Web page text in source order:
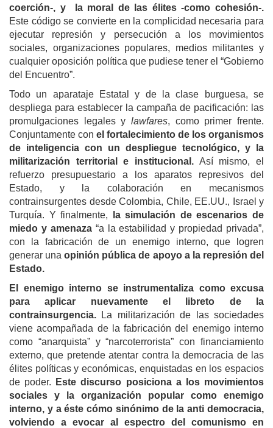
coerción-, y la moral de las élites -como cohesión-.
Este código se convierte en la complicidad necesaria para
ejecutar represión y persecución a los movimientos
sociales, organizaciones populares, medios militantes y
cualquier oposición política que pudiese tener el “Gobierno
del Encuentro”.
Todo un aparataje Estatal y de la clase burguesa, se
despliega para establecer la campaña de pacificación: las
promulgaciones legales y lawfares, como primer frente.
Conjuntamente con el fortalecimiento de los organismos
de inteligencia con un despliegue tecnológico, y la
militarización territorial e institucional. Así mismo, el
refuerzo presupuestario a los aparatos represivos del
Estado, y la colaboración en mecanismos
contrainsurgentes desde Colombia, Chile, EE.UU., Israel y
Turquía. Y finalmente,
la simulación de escenarios de
miedo y amenaza“a la estabilidad y propiedad privada”,
con la fabricación de un enemigo interno, que logren
generar unaopinión pública de apoyo a la represión del
Estado.
El enemigo interno se instrumentaliza como excusa
para aplicar nuevamente el libreto de la
contrainsurgencia. La militarización de las sociedades
viene acompañada de la fabricación del enemigo interno
como “anarquista” y “narcoterrorista” con financiamiento
externo, que pretende atentar contra la democracia de las
élites políticas y económicas, enquistadas en los espacios
de poder.
Este discurso posiciona a los movimientos
sociales y la organización popular como enemigo
interno, y a éste cómo sinónimo de la anti democracia,
volviendo a evocar al espectro del comunismo en